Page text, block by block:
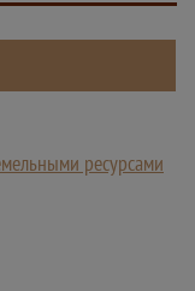
ресурсами